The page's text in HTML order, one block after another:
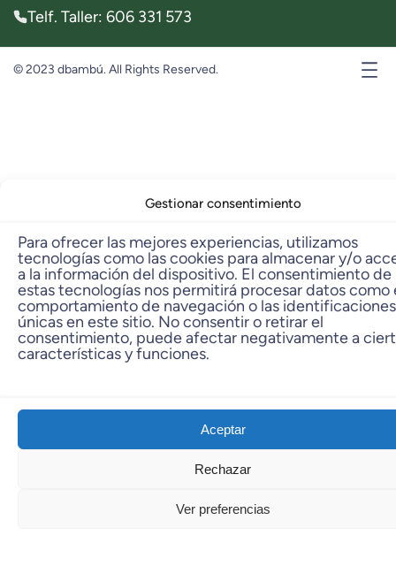
Gestionar consentimiento
Para ofrecer las mejores experiencias, utilizamos
tecnologías como las cookies para almacenar y/o
a la información del dispositivo. El consentimiento de
estas tecnologías nos permitirá procesar datos como
comportamiento de navegación o las identificaciones
únicas en este sitio. No consentir o retirar el
consentimiento, puede afectar negativamente a
características y funciones.
Aceptar
Rechazar
Ver preferencias
Telf. Taller: 606 331 573
© 2023 dbambú. All Rights Reserved.